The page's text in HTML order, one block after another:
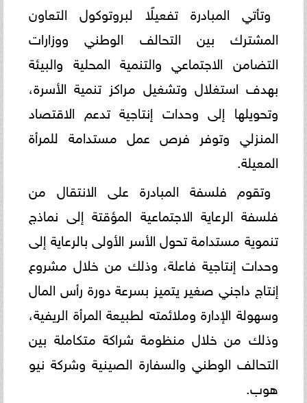
وتأتي المبادرة تفعيلًا لبروتوكول التعاون
المشترك بين التحالف الوطني ووزارات
التضامن الاجتماعي والتنمية المحلية والبيئة
بهدف استغلال وتشغيل مراكز تنمية الأسرة،
وتحويلها إلى وحدات إنتاجية تدعم الاقتصاد
المنزلي وتوفر فرص عمل مستدامة للمرأة
المعيلة.
وتقوم فلسفة المبادرة على الانتقال من
فلسفة الرعاية الاجتماعية المؤقتة إلى نماذج
تنموية مستدامة تحول الأسر الأولى بالرعاية إلى
وحدات إنتاجية فاعلة، وذلك من خلال مشروع
إنتاج داجني صغير يتميز بسرعة دورة رأس المال
وسهولة الإدارة وملائمته لطبيعة المرأة الريفية،
وذلك من خلال منظومة شراكة متكاملة بين
التحالف الوطني والسفارة الصينية وشركة نيو
هوب.